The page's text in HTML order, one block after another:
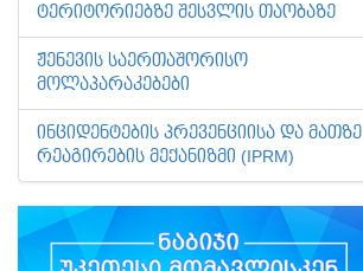
ᲢᲔᲠᲘᲢᲝᲠᲘᲔᲑᲖᲔ ᲨᲔᲡᲕᲚᲘᲡ ᲗᲐᲝᲑᲐᲖᲔ
ᲟᲔᲜᲔᲕᲘᲡ ᲡᲐᲔᲠᲗᲐᲨᲝᲠᲘᲡᲝ
ᲛᲝᲚᲐᲞᲐᲠᲐᲙᲔᲑᲔᲑᲘ
ᲘᲜᲪᲘᲓᲔᲜᲢᲔᲑᲘᲡ ᲞᲠᲔᲕᲔᲜᲪᲘᲘᲡᲐ ᲓᲐ ᲛᲐᲗᲖᲔ
ᲠᲔᲐᲒᲘᲠᲔᲑᲘᲡ ᲛᲔᲥᲐᲜᲘᲖᲛᲘ (IPRM)